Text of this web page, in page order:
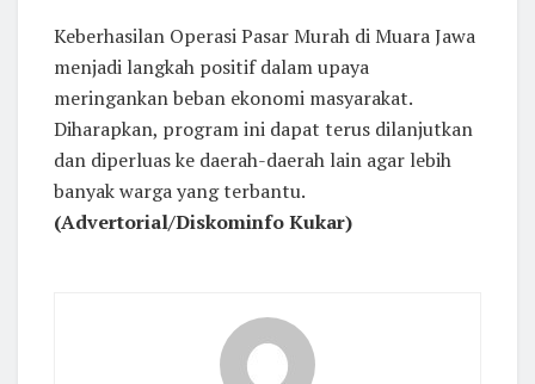
Keberhasilan Operasi Pasar Murah di Muara Jawa
menjadi langkah positif dalam upaya
meringankan beban ekonomi masyarakat.
Diharapkan, program ini dapat terus dilanjutkan
dan diperluas ke daerah-daerah lain agar lebih
banyak warga yang terbantu.
(Advertorial/Diskominfo Kukar)